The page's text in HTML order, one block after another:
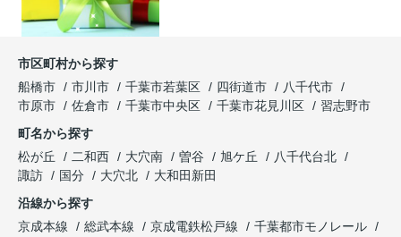
市区町村から探す
船橋市
市川市 千葉市若葉区 四街道市
八千代市
市原市
佐倉市 千葉市中央区 千葉市花見川区
習志野市
町名から探す
松が丘
二和西 大穴南 曽谷 旭ケ丘
八千代台北
諏訪
国分 大穴北
大和田新田
沿線から探す
京成本線
総武本線 京成電鉄松戸線
千葉都市モノレール